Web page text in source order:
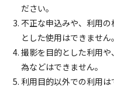
ださい。
不正な申込みや、利用
とした使用はできません。
撮影を目的とした利用
為などはできません。
利用目的以外での利用